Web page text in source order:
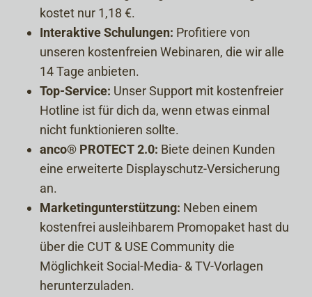
kostet nur 1,18 €.
Interaktive Schulungen: Profitiere von
unseren kostenfreien Webinaren, die wir alle
14 Tage anbieten.
Top-Service: Unser Support mit kostenfreier
Hotline ist für dich da, wenn etwas einmal
nicht funktionieren sollte.
anco® PROTECT 2.0: Biete deinen Kunden
eine erweiterte Displayschutz-Versicherung
an.
Marketingunterstützung: Neben einem
kostenfrei ausleihbarem Promopaket hast du
über die CUT & USE Community die
Möglichkeit Social-Media- & TV-Vorlagen
herunterzuladen.